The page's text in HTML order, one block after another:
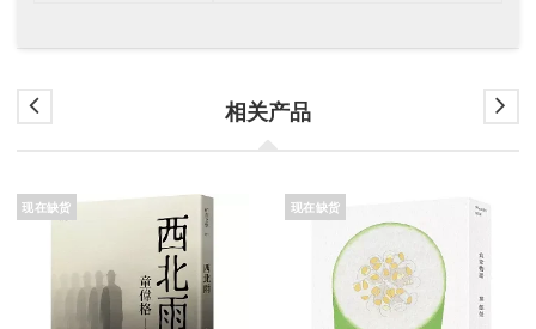
相关产品
现在缺货 现在缺货